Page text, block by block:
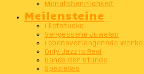
Monatsherrlichkeit
Meilensteine
Filetstücke
Vergessene Juwelen
Lebensverlängernde Werke
Only Jazz Is Real
Bands der Stunde
Spezielles